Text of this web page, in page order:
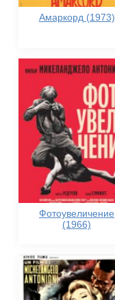
Амаркорд (1973)
Фотоувеличение
(1966)